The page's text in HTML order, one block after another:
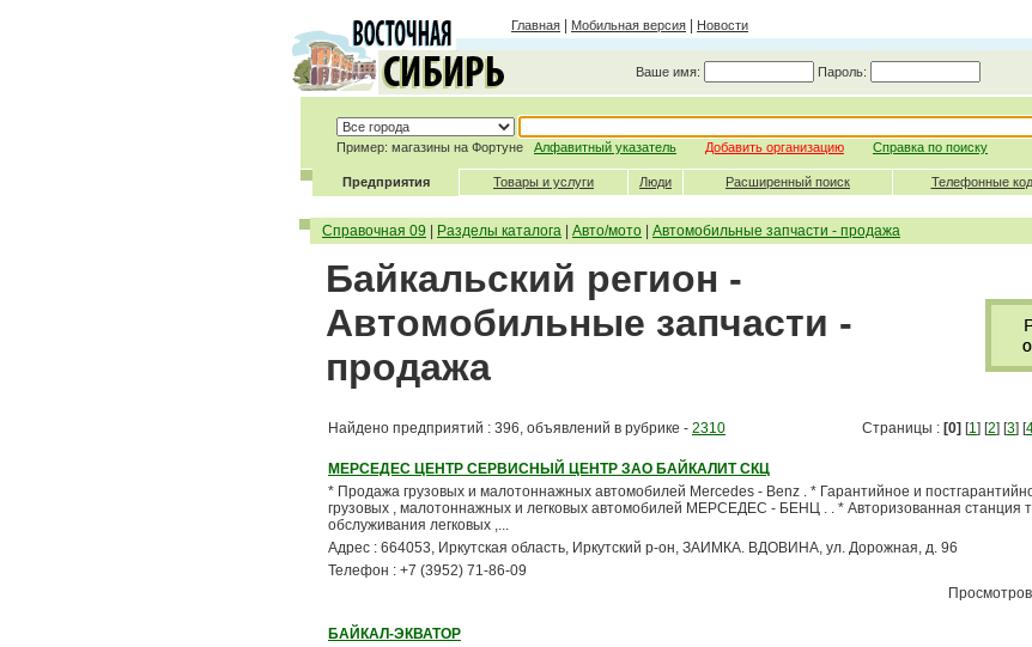
Главная Мобильная версия Новости
Ваше имя: Пароль:
Пример: магазины на Фортуне Алфавитный указатель Добавить организацию Справка по поиску
Предприятия Товары и услуги Люди Расширенный поиск Телефонные
Справочная 09 Разделы каталога Авто/мото Автомобильные запчасти - продажа
Байкальский регион -
Автомобильные запчасти -
продажа
Найдено предприятий : 396, объявлений в рубрике - 2310 Страницы : [0] [1] [2] [3] [
МЕРСЕДЕС ЦЕНТР СЕРВИСНЫЙ ЦЕНТР ЗАО БАЙКАЛИТ СКЦ
* Продажа грузовых и малотоннажных автомобилей Mercedes - Benz . * Гарантийное и
грузовых , малотоннажных и легковых автомобилей МЕРСЕДЕС - БЕНЦ . . * Авторизованная станция
обслуживания легковых ,...
Адрес : 664053, Иркутская область, Иркутский р-он, ЗАИМКА. ВДОВИНА, ул. Дорожная, д. 96
Телефон : +7 (3952) 71-86-09
БАЙКАЛ-ЭКВАТОР